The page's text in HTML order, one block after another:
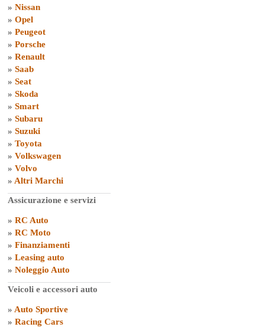
» Nissan
» Opel
» Peugeot
» Porsche
» Renault
» Saab
» Seat
» Skoda
» Smart
» Subaru
» Suzuki
» Toyota
» Volkswagen
» Volvo
» Altri Marchi
Assicurazione e servizi
» RC Auto
» RC Moto
» Finanziamenti
» Leasing auto
» Noleggio Auto
Veicoli e accessori auto
» Auto Sportive
» Racing Cars